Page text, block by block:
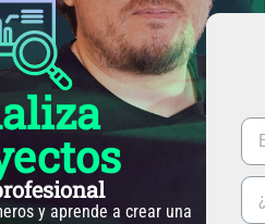
y aprende a crear una